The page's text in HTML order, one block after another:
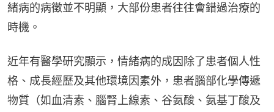
緒病的病徵並不明顯，大部份患者往往會錯過治療的
時機。
近年有醫學研究顯示，情緒病的成因除了患者個人性
格、成長經歷及其他環境因素外，患者腦部化學傳遞
物質（如血清素、腦腎上線素、谷氨酸、氨基丁酸及